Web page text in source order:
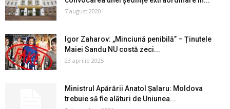
7 august 2020
Igor Zaharov: „Minciună penibilă” – Ținutele
Maiei Sandu NU costă zeci...
23 aprilie 2025
Ministrul Apărării Anatol Şalaru: Moldova
trebuie să fie alături de Uniunea...